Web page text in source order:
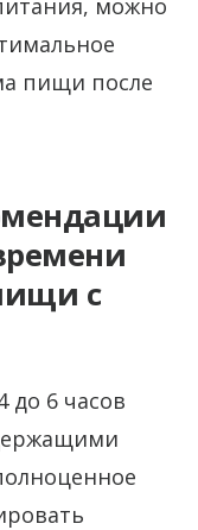
можно
пищи после
с
до 6 часов